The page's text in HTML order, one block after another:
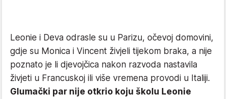
Leonie i Deva odrasle su u Parizu, očevoj domovini,
gdje su Monica i Vincent živjeli tijekom braka, a nije
poznato je li djevojčica nakon razvoda nastavila
živjeti u Francuskoj ili više vremena provodi u Italiji.
Glumački par nije otkrio koju školu Leonie